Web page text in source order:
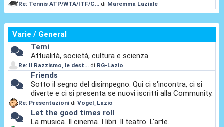
Re: Tennis ATP/WTA/ITF/C... di Maremma Laziale
Varie / General
Temi
Attualità, società, cultura e scienza.
Re: Il Razzismo, le dest... di RG-Lazio
Friends
Sotto il segno del disimpegno. Qui ci s'incontra, ci si
diverte e ci si presenta se nuovi iscritti alla Community.
Re: Presentazioni diVogel_Lazio
Let the good times roll
La musica. Il cinema. I libri. Il teatro. L'arte.